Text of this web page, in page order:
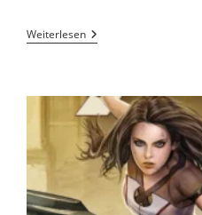
Weiterlesen